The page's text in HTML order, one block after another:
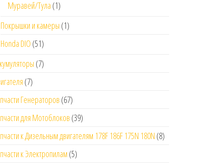
Муравей/Тула (1)
Покрышки и камеры (1)
Honda DIO (51)
(7)
(7)
Генераторов (67)
для Мотоблоков (39)
к Дизельным двигателям 178F 186F 175N 180N (8)
к Электропилам (5)